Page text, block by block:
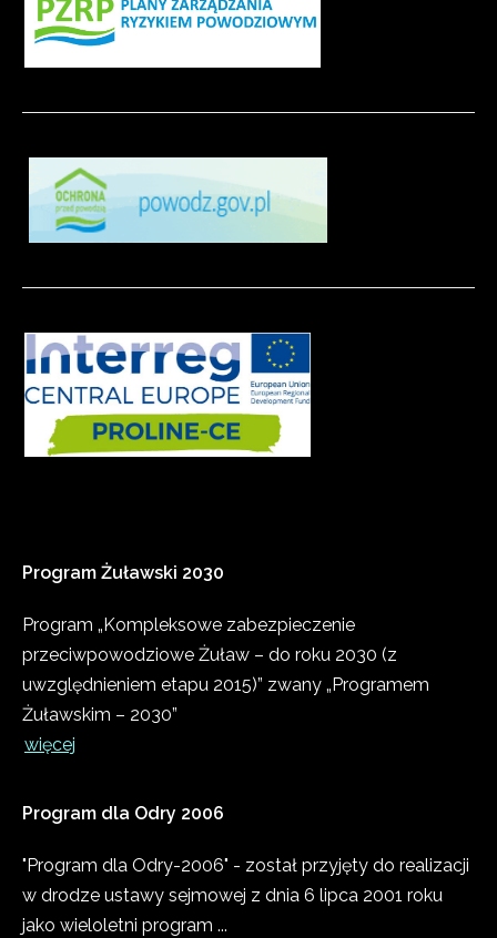
Program Żuławski 2030
Program „Kompleksowe zabezpieczenie
przeciwpowodziowe Żuław – do roku 2030 (z
uwzględnieniem etapu 2015)” zwany „Programem
Żuławskim – 2030”
więcej
Program dla Odry 2006
"Program dla Odry-2006" - został przyjęty do realizacji
w drodze ustawy sejmowej z dnia 6 lipca 2001 roku
jako wieloletni program ...